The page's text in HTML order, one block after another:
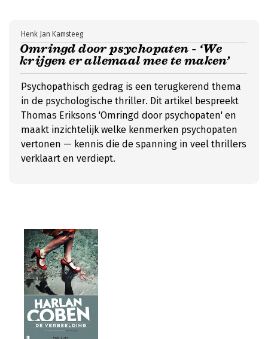
Omringd door psychopaten - ‘We
krijgen er allemaal mee te maken’
Henk Jan Kamsteeg
Psychopathisch gedrag is een terugkerend thema
in de psychologische thriller. Dit artikel bespreekt
Thomas Eriksons 'Omringd door psychopaten' en
maakt inzichtelijk welke kenmerken psychopaten
vertonen — kennis die de spanning in veel thrillers
verklaart en verdiept.